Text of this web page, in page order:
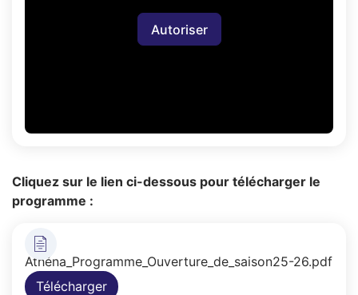
Autoriser
Cliquez sur le lien ci-dessous pour télécharger le
programme :
Athéna_Programme_Ouverture_de_saison25-26.pdf
Télécharger